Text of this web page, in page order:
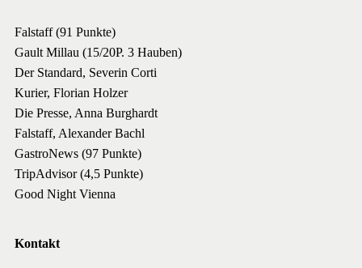
Falstaff (91 Punkte)
Gault Millau (15/20P. 3 Hauben)
Der Standard, Severin Corti
Kurier, Florian Holzer
Die Presse, Anna Burghardt
Falstaff, Alexander Bachl
GastroNews (97 Punkte)
TripAdvisor (4,5 Punkte)
Good Night Vienna
Kontakt